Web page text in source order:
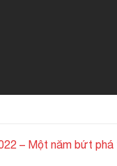
– Một năm bứt